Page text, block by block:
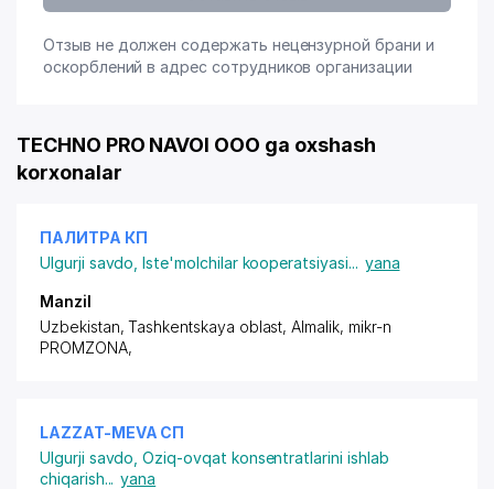
Отзыв не должен содержать нецензурной брани и
оскорблений в адрес сотрудников организации
TECHNO PRO NAVOI OOO ga oxshash
korxonalar
ПАЛИТРА КП
Ulgurji savdo ,Iste'molchilar kooperatsiyasi... yana
Manzil
Uzbekistan, Tashkentskaya oblast, Almalik, mikr-n
PROMZONA,
LAZZAT-MEVA СП
Ulgurji savdo ,Oziq-ovqat konsentratlarini ishlab
chiqarish... yana